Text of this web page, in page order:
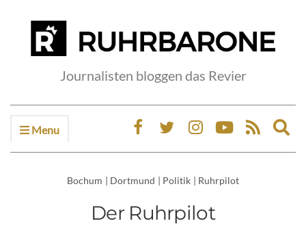
Journalisten bloggen das Revier
Menu
Bochum | Dortmund | Politik | Ruhrpilot
Der Ruhrpilot